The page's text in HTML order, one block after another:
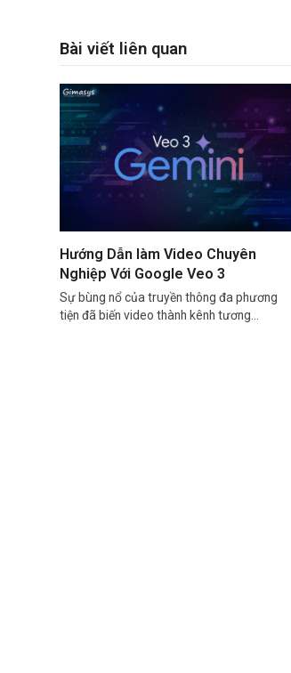
Bài viết liên quan
Hướng Dẫn làm Video Chuyên
Nghiệp Với Google Veo 3
Sự bùng nổ của truyền thông đa phương
tiện đã biến video thành kênh tương…